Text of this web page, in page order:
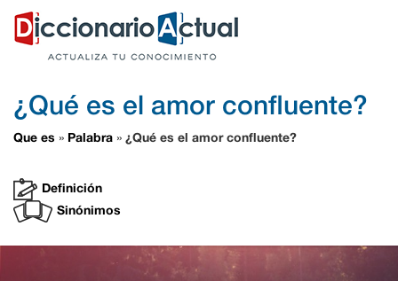
¿Qué es el amor confluente?
Que es » Palabra » ¿Qué es el amor confluente?
Definición
Sinónimos